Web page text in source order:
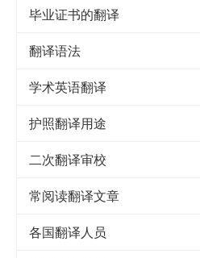
毕业证书的翻译
翻译语法
学术英语翻译
护照翻译用途
二次翻译审校
常阅读翻译文章
各国翻译人员